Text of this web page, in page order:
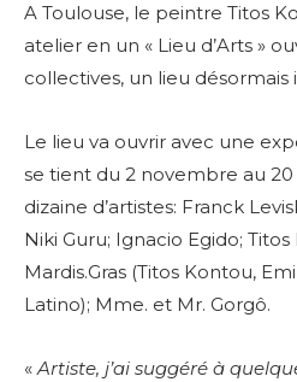
A Toulouse, le peintre Titos
atelier en un « Lieu d’Arts »
collectives, un lieu désormais
Le lieu va ouvrir avec une
se tient du 2 novembre au
dizaine d’artistes: Franck
Niki Guru; Ignacio Egido;
Mardis.Gras (Titos Kontou,
Latino); Mme. et Mr. Gorgô.
«Artiste, j’ai suggéré à